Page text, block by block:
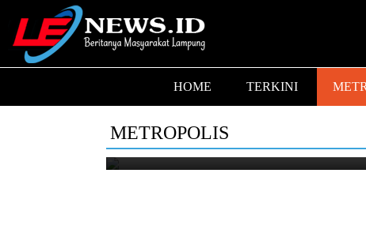
HOME TERKINI
METROPOLIS
Baru Dua Hari Dibersihkan,
Karung Sampah